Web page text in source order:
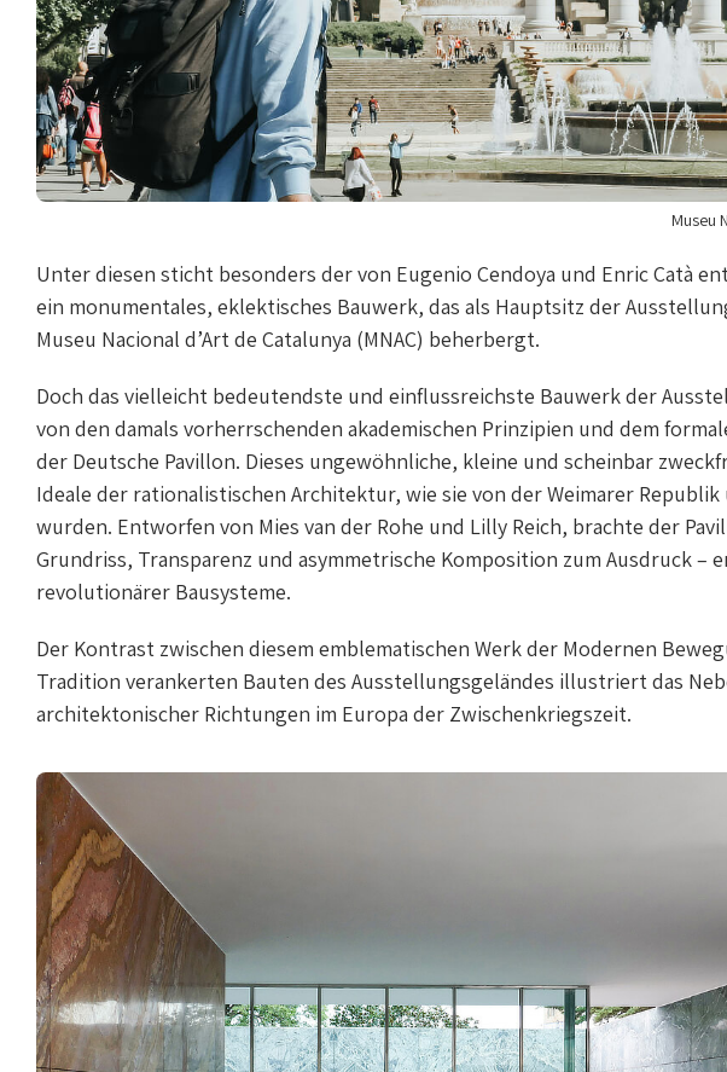
Museu
Unter diesen sticht besonders der von Eugenio Cendoya und Enric Catà
ein monumentales, eklektisches Bauwerk, das als Hauptsitz der
Museu Nacional d’Art de Catalunya (MNAC) beherbergt.
Doch das vielleicht bedeutendste und einflussreichste Bauwerk der
von den damals vorherrschenden akademischen Prinzipien und dem
der Deutsche Pavillon. Dieses ungewöhnliche, kleine und scheinbar
Ideale der rationalistischen Architektur, wie sie von der Weimarer
wurden. Entworfen von Mies van der Rohe und Lilly Reich, brachte der
Grundriss, Transparenz und asymmetrische Komposition zum Ausdruck –
revolutionärer Bausysteme.
Der Kontrast zwischen diesem emblematischen Werk der Modernen
Tradition verankerten Bauten des Ausstellungsgeländes illustriert das
architektonischer Richtungen im Europa der Zwischenkriegszeit.